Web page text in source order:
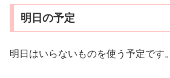
明日の予定
明日はいらないものを使う予定です。